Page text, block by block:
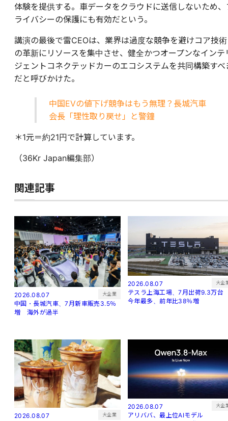
体験を提供する。車データをクラウドに送信しないため、
ライバシーの保護にも有効だという。
講演の最後で雷CEOは、業界は過度な競争を避けコア技術
の革新にリソースを集中させ、健全かつオープンなインテ
ジェントコネクテッドカーのエコシステムを共同構築すべ
だと呼びかけた。
中国EVの値下げ競争はもう無理？長城汽車
会長「理性取り戻せ」と警鐘
＊1元＝約21円で計算しています。
（36Kr Japan編集部）
関連記事
2026.08.07 大企業
中国・長城汽車、7月新車販売3.5％
増 海外が過半
2026.08.07 大企
テスラ上海工場、7月出荷9.3万
今年最多、前年比38％増
2026.08.07 大企業
2026.08.07 大企
アリババ、最上位AIモデル